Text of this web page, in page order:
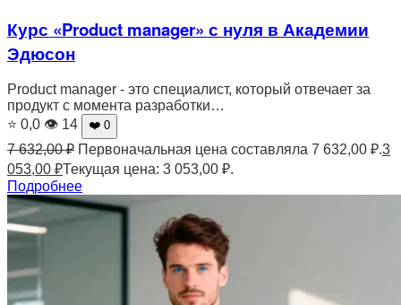
Курс «Product manager» с нуля в Академии
Эдюсон
Product manager - это специалист, который отвечает за
продукт с момента разработки…
⭐ 0,0 👁 14 ❤️ 0
7 632,00₽ Первоначальная цена составляла 7 632,00 ₽.3
053,00 ₽Текущая цена: 3 053,00 ₽.
Подробнее